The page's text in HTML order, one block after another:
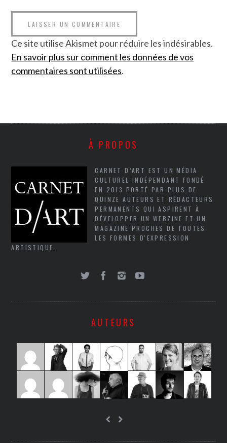
Ce site utilise Akismet pour réduire les indésirables.
En savoir plus sur comment les données de vos
commentaires sont utilisées.
À PROPOS
CARNET D’ART EST UN MÉDIA
CULTUREL INDÉPENDANT FONDÉ
EN 2013 PORTÉ PAR PLUS DE
QUINZE AUTEURS ET RÉDACTEURS
PERMANENTS QUI ASPIRENT À
DÉVELOPPER UN WEBZINE ET UN
MAGAZINE PROCHES DE TOUTES
LES FORMES D'EXPRESSION
ARTISTIQUE.
AUTEURS